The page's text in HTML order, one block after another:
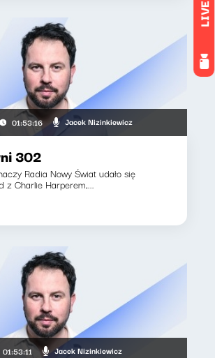
LIVE
01:53:16 Jacek Nizinkiewicz
302
Radia Nowy Świat udało się
z Charlie Harperem,...
01:53:11 Jacek Nizinkiewicz